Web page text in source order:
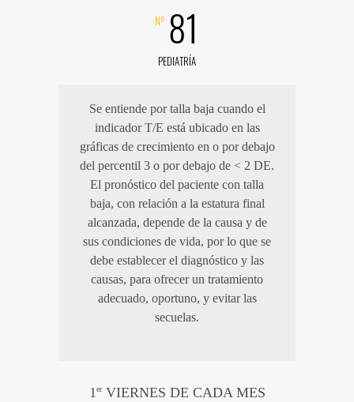
Nº 81
PEDIATRÍA
Se entiende por talla baja cuando el
indicador T/E está ubicado en las
gráficas de crecimiento en o por debajo
del percentil 3 o por debajo de < 2 DE.
El pronóstico del paciente con talla
baja, con relación a la estatura final
alcanzada, depende de la causa y de
sus condiciones de vida, por lo que se
debe establecer el diagnóstico y las
causas, para ofrecer un tratamiento
adecuado, oportuno, y evitar las
secuelas.
1erVIERNES DE CADA MES